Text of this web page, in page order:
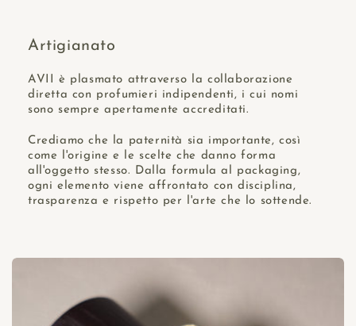
Artigianato
AVII è plasmato attraverso la collaborazione
diretta con profumieri indipendenti, i cui nomi
sono sempre apertamente accreditati.
Crediamo che la paternità sia importante, così
come l'origine e le scelte che danno forma
all'oggetto stesso. Dalla formula al packaging,
ogni elemento viene affrontato con disciplina,
trasparenza e rispetto per l'arte che lo sottende.